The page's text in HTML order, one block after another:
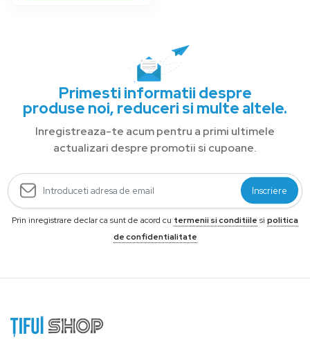
Primesti informatii despre
produse noi, reduceri si multe altele.
Inregistreaza-te acum pentru a primi ultimele
actualizari despre promotii si cupoane.
Inscriere
Prin inregistrare declar ca sunt de acord cu termenii si conditiile si politica
de confidentialitate